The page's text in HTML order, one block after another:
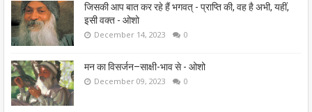
जिसकी आप बात कर रहे हैं भगवत् - प्राप्ति की, वह है अभी, यहीं,
इसी वक्त - ओशो
December 14, 2023 0
मन का विसर्जन–साक्षी-भाव से - ओशो
December 09, 2023 0